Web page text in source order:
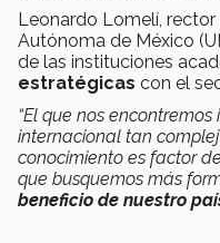
Leonardo Lomelí,
Autónoma de México
de las instituciones
estratégicas con el
“El que nos
internacional tan
conocimiento es factor
que busquemos más
beneficio de nuestro